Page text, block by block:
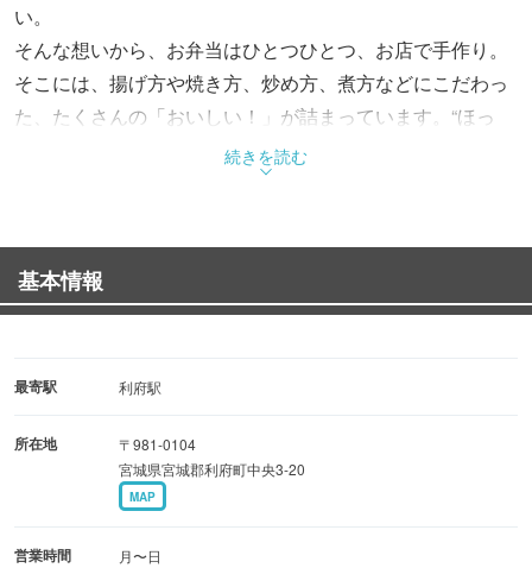
い。
そんな想いから、お弁当はひとつひとつ、お店で手作り。
そこには、揚げ方や焼き方、炒め方、煮方などにこだわっ
た、たくさんの「おいしい！」が詰まっています。“ほっ
と”できるお弁当で、“もっと”お客様を笑顔にする。これか
らも、そんなお弁当をお届けします。
続きを読む
基本情報
最寄駅 利府駅
所在地
〒981-0104
宮城県宮城郡利府町中央3-20
MAP
営業時間
月〜日